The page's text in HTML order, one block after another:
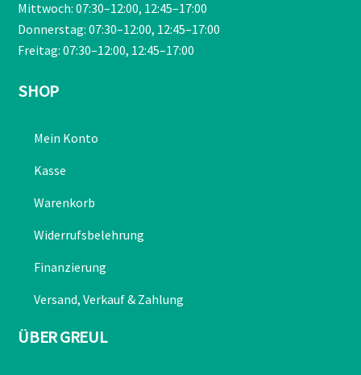
Mittwoch: 07:30–12:00, 12:45–17:00
Donnerstag: 07:30–12:00, 12:45–17:00
Freitag: 07:30–12:00, 12:45–17:00
SHOP
Mein Konto
Kasse
Warenkorb
Widerrufsbelehrung
Finanzierung
Versand, Verkauf & Zahlung
ÜBER GREUL